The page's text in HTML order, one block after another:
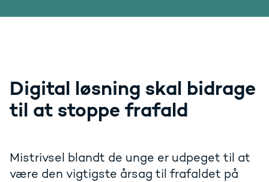
Digital løsning skal bidrage
til at stoppe frafald
Mistrivsel blandt de unge er udpeget til at
være den vigtigste årsag til frafaldet på